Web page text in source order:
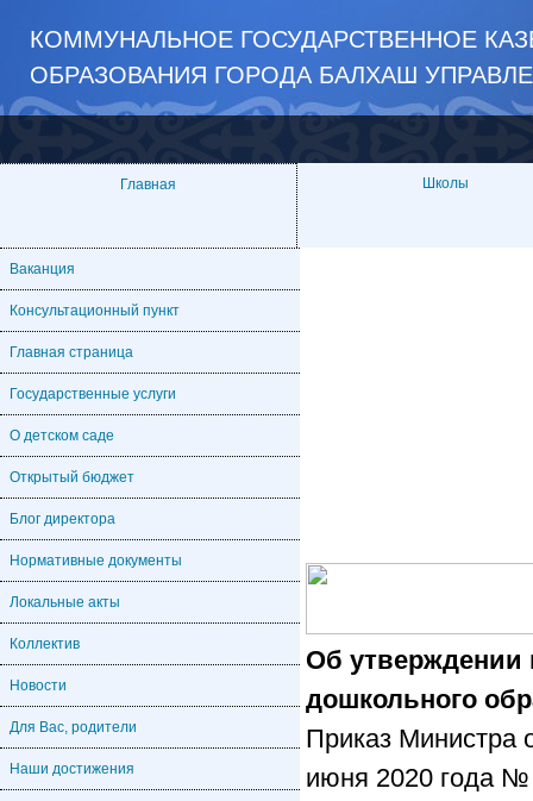
КОММУНАЛЬНОЕ ГОСУДАРСТВЕННОЕ
ОБРАЗОВАНИЯ ГОРОДА БАЛХАШ
Главная Школы
Ваканция
Консультационный пункт
Главная страница
Государственные услуги
О детском саде
Открытый бюджет
Блог директора
Нормативные документы
Локальные акты
Коллектив
Новости
Для Вас, родители
Наши достижения
Об утверждении
дошкольного
Приказ Министра
июня 2020 года №